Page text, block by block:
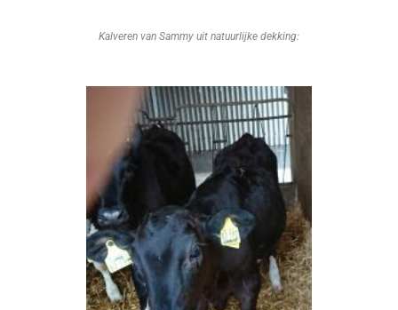
Kalveren van Sammy uit natuurlijke dekking: